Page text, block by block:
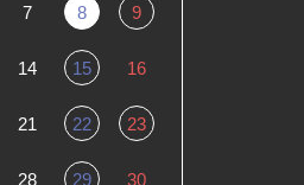
7 8 9
14 15 16
21 22 23
28 29 30